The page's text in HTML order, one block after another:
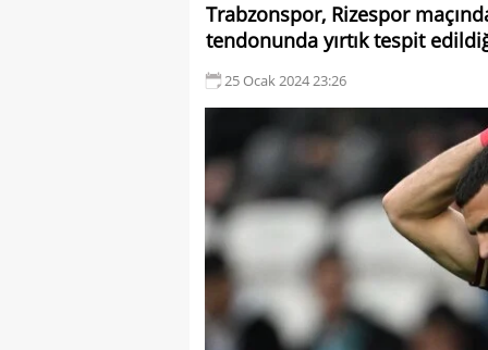
Trabzonspor, Rizespor
tendonunda yırtık tespit
25 Ocak 2024 23:26